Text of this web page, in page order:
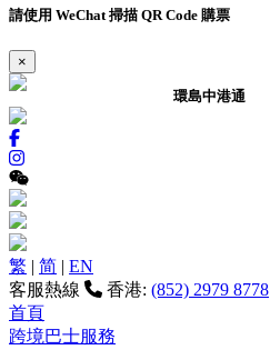
請使用 WeChat 掃描 QR Code 購票
×
環島中港通
繁 | 简 | EN
客服熱線
香港: (852) 2979 8778
首頁
跨境巴士服務